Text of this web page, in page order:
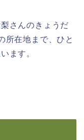
さんのきょうだ
所在地まで、ひと
ます。